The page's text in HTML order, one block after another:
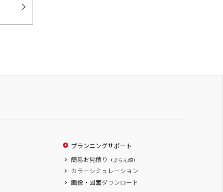
プランニングサポート
簡易お見積り
（ぷらん館）
カラーシミュレーション
画像・図面ダウンロード